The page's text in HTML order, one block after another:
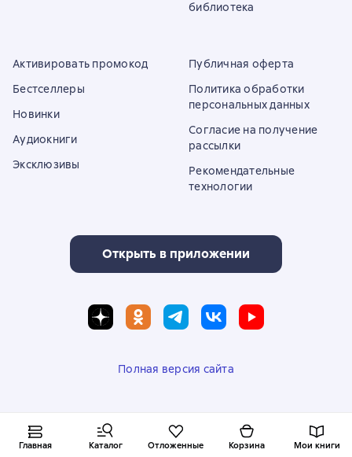
Главная Каталог Отложенные Корзина Мои книги
библиотека
Активировать промокод
Бестселлеры
Новинки
Аудиокниги
Эксклюзивы
Публичная оферта
Политика обработки
персональных данных
Согласие на получение
рассылки
Рекомендательные
технологии
Открыть в приложении
Полная версия сайта